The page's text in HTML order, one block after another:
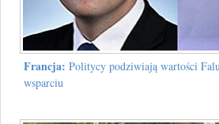
Francja: Politycy podziwiają wartości
wsparciu